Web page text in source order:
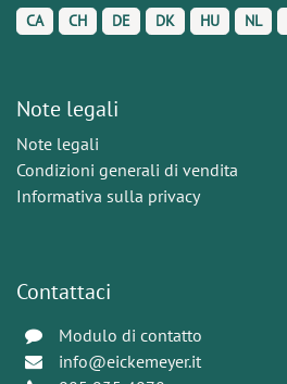
CA CH DE DK HU NL
Note legali
Note legali
Condizioni generali di vendita
Informativa sulla privacy
Contattaci
Modulo di contatto
info@eickemeyer.it